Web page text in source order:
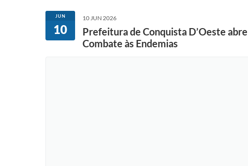
JUN
10
10 JUN 2026
Prefeitura de Conquista D’Oeste
Combate às Endemias